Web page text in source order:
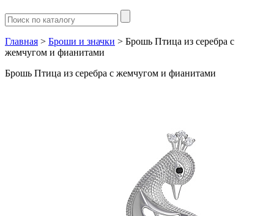
Главная > Броши и значки > Брошь Птица из серебра с
жемчугом и фианитами
Брошь Птица из серебра с жемчугом и фианитами